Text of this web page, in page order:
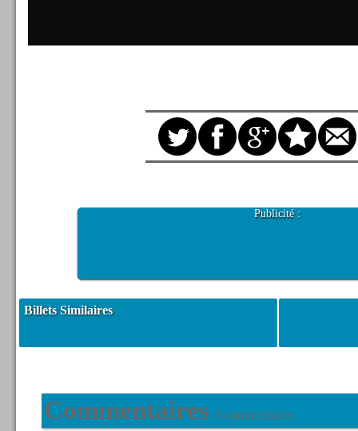
Publicité :
Billets Similaires
Commentaires 6 commentaires